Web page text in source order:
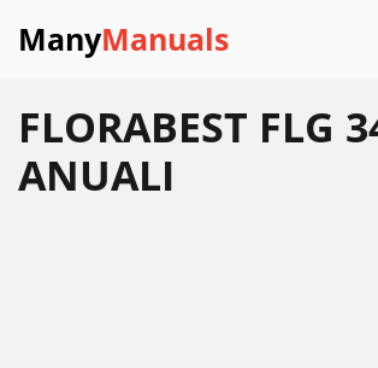
ManyManuals
FLORABEST FLG
ANUALI